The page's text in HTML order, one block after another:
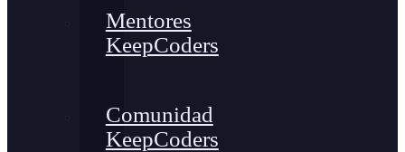
Mentores
KeepCoders
Comunidad
KeepCoders